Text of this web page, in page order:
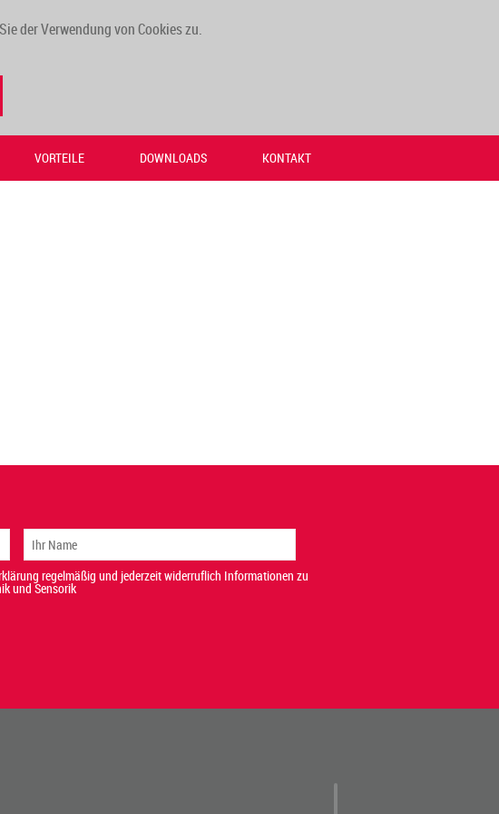
der Verwendung von Cookies zu.
VORTEILE DOWNLOADS KONTAKT
regelmäßig und jederzeit widerruflich Informationen zu
und Sensorik